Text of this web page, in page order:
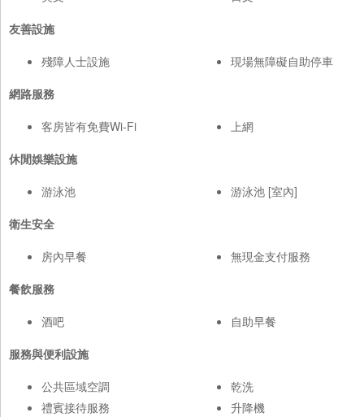
友善設施
殘障人士設施
現場無障礙自助停車
網路服務
客房皆有免費Wi-Fi
上網
休閒娛樂設施
游泳池
游泳池 [室內]
衛生安全
房內早餐
無現金支付服務
餐飲服務
酒吧
自助早餐
服務與便利設施
公共區域空調
禮賓接待服務
乾洗
升降機